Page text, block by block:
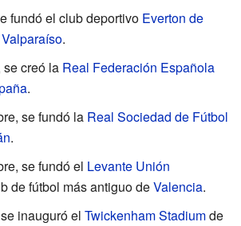
fundó el club deportivo Everton de
Valparaíso.
se creó la Real Federación Española
.
se fundó la Real Sociedad de Fútbol
.
se fundó el Levante Unión
de fútbol más antiguo deValencia.
inauguró el Twickenham Stadiumde